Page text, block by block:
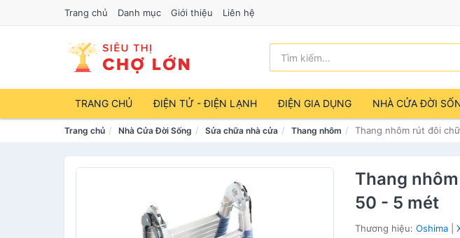
Trang chủ Danh mục Giới thiệu Liên hệ
TRANG CHỦ ĐIỆN TỬ - ĐIỆN LẠNH ĐIỆN GIA DỤNG NHÀ CỬA ĐỜI
Trang chủ Nhà Cửa Đời Sống Sửa chữa nhà cửa Thang nhôm Thang nhôm rút đôi
Thang
50 - 5 mét
Thương hiệu:Oshima |